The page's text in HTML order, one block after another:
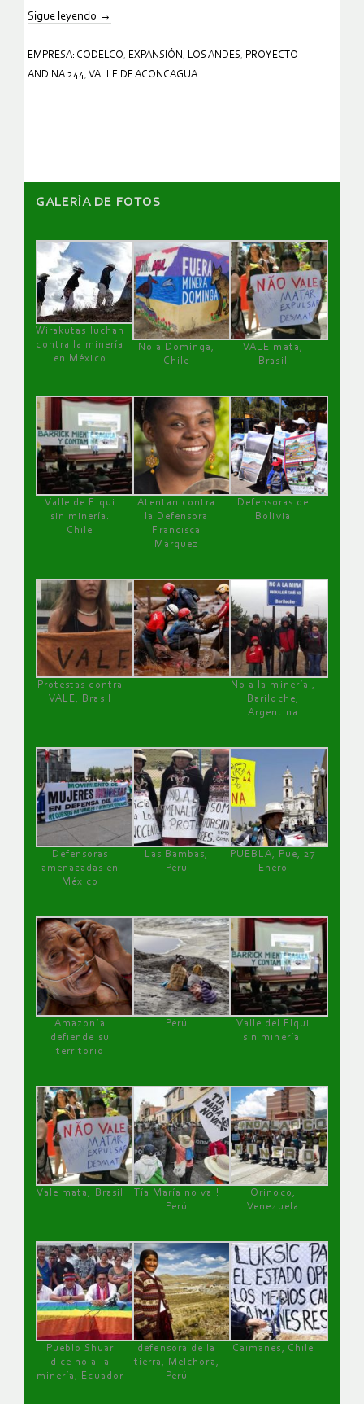
Sigue leyendo →
EMPRESA: CODELCO, EXPANSIÓN , LOS ANDES, PROYECTO
ANDINA 244, VALLE DE ACONCAGUA
GALERÌA DE FOTOS
Wirakutas luchan
contra la minería
en México
No a Dominga,
Chile
VALE mata,
Brasil
Valle de Elqui
sin minería.
Chile
Atentan contra
la Defensora
Francisca
Márquez
Defensoras de
Bolivia
Protestas contra
VALE, Brasil
No a la minería ,
Bariloche,
Argentina
Defensoras
amenazadas en
México
Las Bambas,
Perú
PUEBLA, Pue, 27
Enero
Amazonía
defiende su
territorio
Perú
Valle del Elqui
sin minería.
Vale mata, Brasil
Tía María no va !
Perú
Orinoco,
Venezuela
Pueblo Shuar
dice no a la
minería, Ecuador
defensora de la
tierra, Melchora,
Perú
Caimanes, Chile